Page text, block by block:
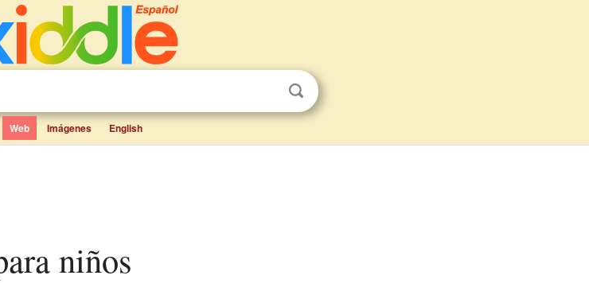
Web Imágenes English
niños